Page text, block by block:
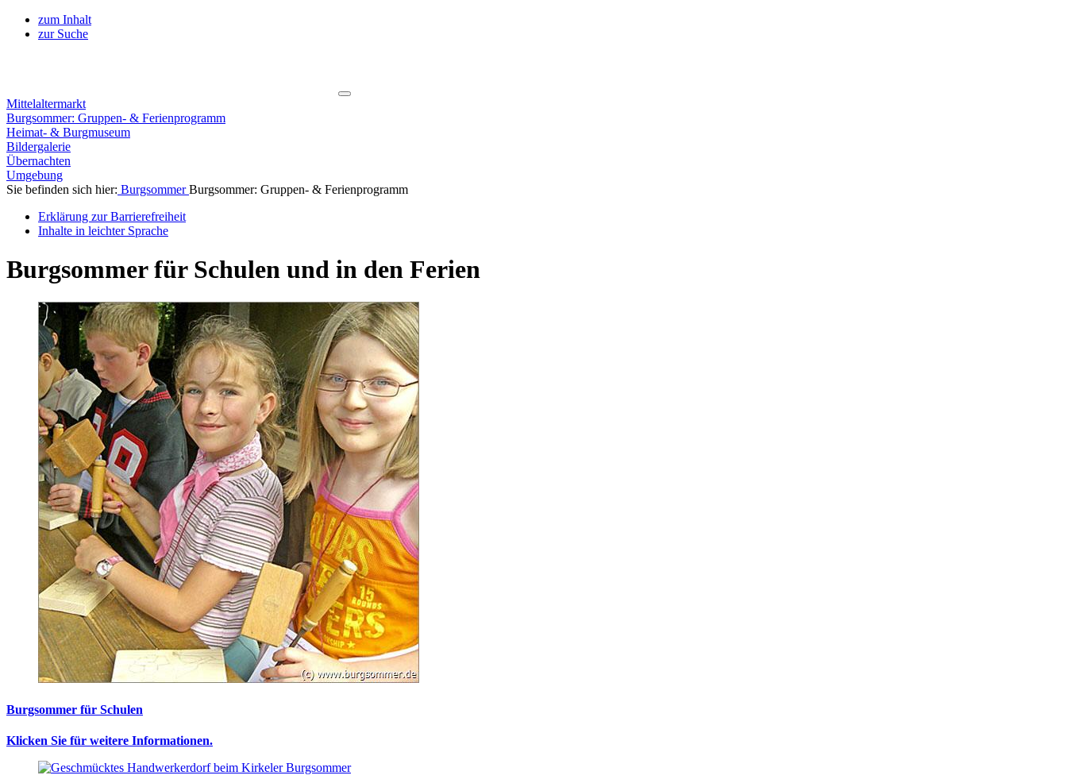
zum Inhalt
zur Suche
Mittelaltermarkt
Burgsommer: Gruppen- & Ferienprogramm
Heimat- & Burgmuseum
Bildergalerie
Übernachten
Umgebung
Sie befinden sich hier: BurgsommerBurgsommer: Gruppen- & Ferienprogramm
Erklärung zur Barrierefreiheit
Inhalte in leichter Sprache
Burgsommer für Schulen und in den Ferien
Burgsommer für Schulen
Klicken Sie für weitere Informationen.